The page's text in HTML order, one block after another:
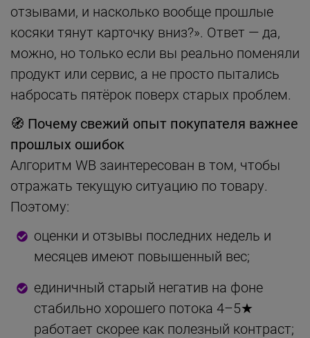
отзывами, и насколько вообще прошлые
косяки тянут карточку вниз?». Ответ — да,
можно, но только если вы реально поменяли
продукт или сервис, а не просто пытались
набросать пятёрок поверх старых проблем.
🧭 Почему свежий опыт покупателя важнее
прошлых ошибок
Алгоритм WB заинтересован в том, чтобы
отражать текущую ситуацию по товару.
Поэтому:
оценки и отзывы последних недель и
месяцев имеют повышенный вес;
единичный старый негатив на фоне
стабильно хорошего потока 4–5★
работает скорее как полезный контраст;